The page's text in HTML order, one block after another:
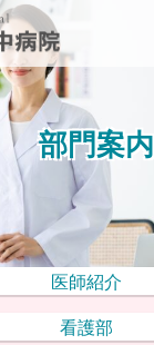
部門案内
医師紹介
看護部